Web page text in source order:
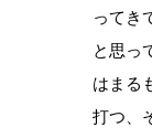
ってき
と思っ
はまる
打つ、